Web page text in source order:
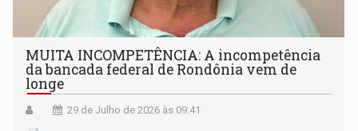
MUITA INCOMPETÊNCIA: A incompetência
da bancada federal de Rondônia vem de
longe
29 de Julho de 2026 às 09:41